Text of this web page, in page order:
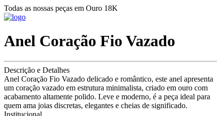
Todas as nossas peças em Ouro 18K
Anel Coração Fio Vazado
Descrição e Detalhes
Anel Coração Fio Vazado delicado e romântico, este anel apresenta
um coração vazado em estrutura minimalista, criado em ouro com
acabamento altamente polido. Leve e moderno, é a peça ideal para
quem ama joias discretas, elegantes e cheias de significado.
Institucional